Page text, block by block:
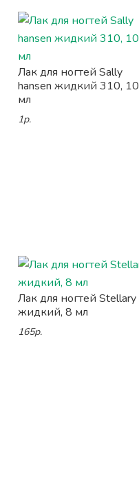
Лак для ногтей Sally
hansen жидкий 310, 10
мл
1р.
Лак для ногтей Stellary
жидкий, 8 мл
165р.